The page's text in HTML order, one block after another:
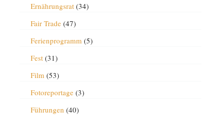
Ernährungsrat(34)
Fair Trade(47)
Ferienprogramm (5)
Fest(31)
Film (53)
Fotoreportage(3)
Führungen (40)